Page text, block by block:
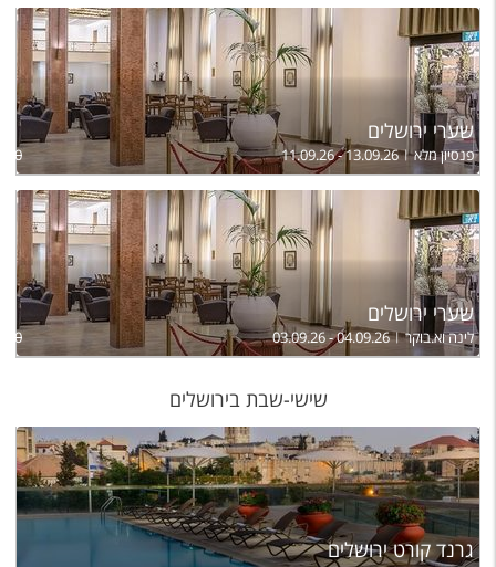
שערי ירושלים
פנסיון מלא 11.09.26 - 13.09.26
שערי ירושלים
לינה וא.בוקר 03.09.26 - 04.09.26
710
שישי-שבת בירושלים
גרנד קורט ירושלים